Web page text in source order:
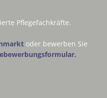
Pflegefachkräfte.
oder bewerben Sie